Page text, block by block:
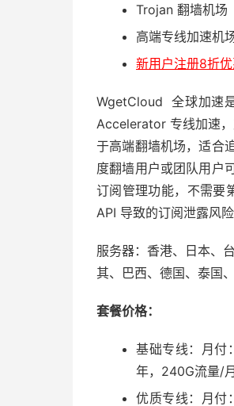
Trojan 翻墙机场
高端专线加速机
新用户注册8折
WgetCloud 全球加速
Accelerator 专线加速
于高端翻墙机场，适合
度翻墙用户或团队用户
订阅管理功能，不需要
API 导致的订阅泄露风险
服务器：香港、日本、
其、巴西、德国、泰国
套餐价格：
基础专线：月付
年，240G流量/月
优质专线：月付